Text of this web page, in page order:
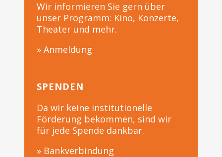
Wir informieren Sie gern über
unser Programm: Kino, Konzerte,
Theater und mehr.
» Anmeldung
SPENDEN
Da wir keine institutionelle
Förderung bekommen, sind wir
für jede Spende dankbar.
» Bankverbindung